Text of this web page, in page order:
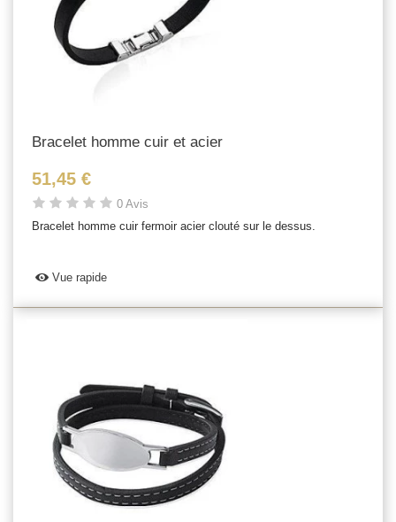
Bracelet homme cuir et acier
51,45 €
0 Avis
Bracelet homme cuir fermoir acier clouté sur le dessus.
Vue rapide